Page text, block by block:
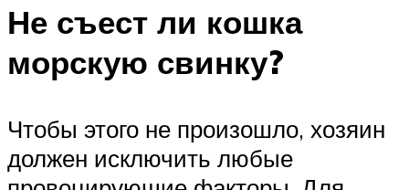
Не съест ли кошка
морскую свинку?
Чтобы этого не произошло, хозяин
должен исключить любые